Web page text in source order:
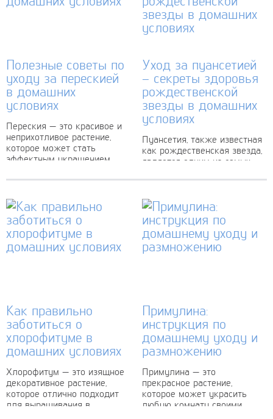
Полезные советы по
уходу за перескией
в домашних
условиях
Переския — это красивое и
неприхотливое растение,
которое может стать
эффектным украшением
относится к семейству
— Латинская Америка,...
Уход за пуансетией
– секреты здоровья
рождественской
звезды в домашних
условиях
Пуансетия, также известная
как рождественская звезда,
является одним из самых
растений, которые украшают
праздники. Своими яркими
красными или...
Как правильно
заботиться о
хлорофитуме в
домашних условиях
Хлорофитум — это изящное
декоративное растение,
которое отлично подходит
для выращивания в
Примулина:
инструкция по
домашнему уходу и
размножению
Примулина — это
прекрасное растение,
которое может украсить
любую комнату своими